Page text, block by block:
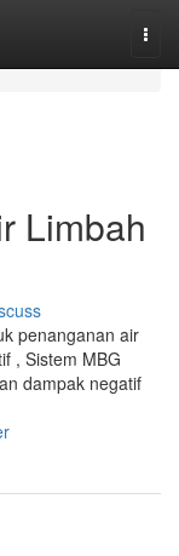
Limbah
penanganan air
, Sistem MBG
dampak negatif